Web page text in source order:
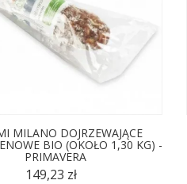
MILANO DOJRZEWAJĄCE
BIO (OKOŁO 1,30 KG) -
PRIMAVERA
149,23 zł